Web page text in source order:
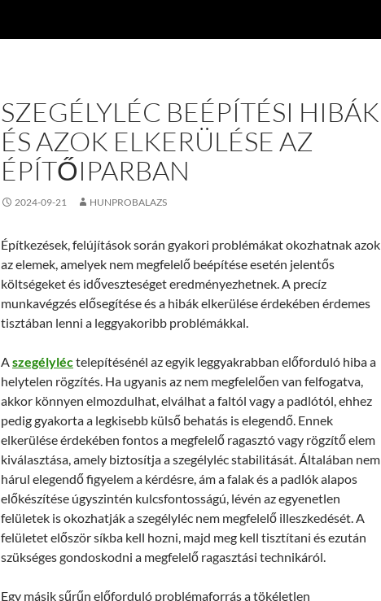
SZEGÉLYLÉC BEÉPÍTÉSI HIBÁK
ÉS AZOK ELKERÜLÉSE AZ
ÉPÍTŐIPARBAN
2024-09-21 HUNPROBALAZS
Építkezések, felújítások során gyakori problémákat okozhatnak azok
az elemek, amelyek nem megfelelő beépítése esetén jelentős
költségeket és időveszteséget eredményezhetnek. A precíz
munkavégzés elősegítése és a hibák elkerülése érdekében érdemes
tisztában lenni a leggyakoribb problémákkal.
Aszegélyléctelepítésénél az egyik leggyakrabban előforduló hiba a
helytelen rögzítés. Ha ugyanis az nem megfelelően van felfogatva,
akkor könnyen elmozdulhat, elválhat a faltól vagy a padlótól, ehhez
pedig gyakorta a legkisebb külső behatás is elegendő. Ennek
elkerülése érdekében fontos a megfelelő ragasztó vagy rögzítő elem
kiválasztása, amely biztosítja a szegélyléc stabilitását. Általában nem
hárul elegendő figyelem a kérdésre, ám a falak és a padlók alapos
előkészítése úgyszintén kulcsfontosságú, lévén az egyenetlen
felületek is okozhatják a szegélyléc nem megfelelő illeszkedését. A
felületet először síkba kell hozni, majd meg kell tisztítani és ezután
szükséges gondoskodni a megfelelő ragasztási technikáról.
Egy másik sűrűn előforduló problémaforrás a tökéletlen